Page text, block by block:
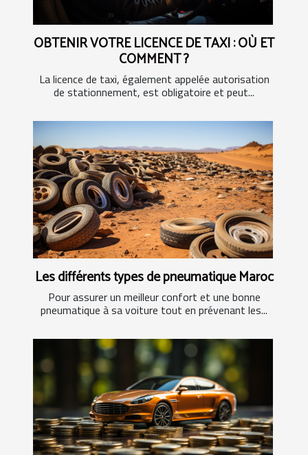
OBTENIR VOTRE LICENCE DE TAXI : OÙ ET
COMMENT ?
La licence de taxi, également appelée autorisation
de stationnement, est obligatoire et peut...
Les différents types de pneumatique Maroc
Pour assurer un meilleur confort et une bonne
pneumatique à sa voiture tout en prévenant les...